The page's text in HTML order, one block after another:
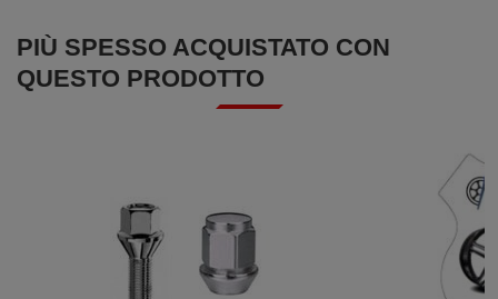
PIÙ SPESSO ACQUISTATO CON
QUESTO PRODOTTO